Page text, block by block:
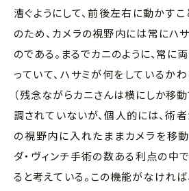
漕ぐようにして、前後左右に動かすこ
のため、カメラの視野内には常にハ
のである。まるでカニのように、常に
っていて、ハサミが何をしているか
（残念ながらカニさんは横にしか移動
調されていないが、個人的には、術
の視野内に入れたままカメラを移動
ダ・ヴィンチ手術の数ある利点の中
ると考えている。この機能がなければ